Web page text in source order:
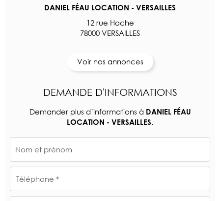
DANIEL FÉAU LOCATION - VERSAILLES
12 rue Hoche
78000 VERSAILLES
Voir nos annonces
DEMANDE D'INFORMATIONS
Demander plus d’informations à DANIEL FÉAU
LOCATION - VERSAILLES.
Nom et prénom
Téléphone *